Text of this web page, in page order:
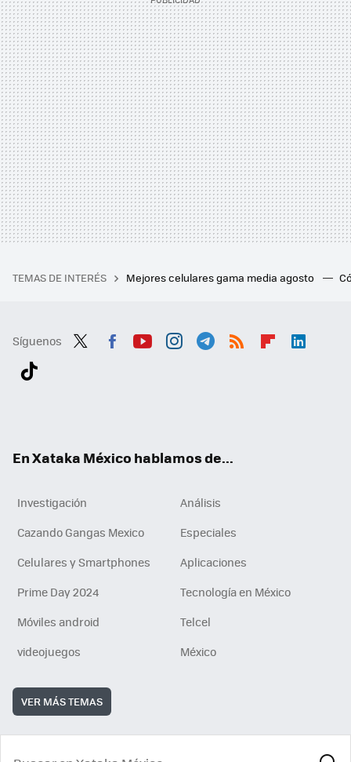
TEMAS DE INTERÉS Mejores celulares gama media agosto
Síguenos
En Xataka México hablamos de...
Investigación
Análisis
Cazando Gangas Mexico
Especiales
Celulares y Smartphones
Aplicaciones
Prime Day 2024
Tecnología en México
Móviles android
Telcel
videojuegos
México
VER MÁS TEMAS